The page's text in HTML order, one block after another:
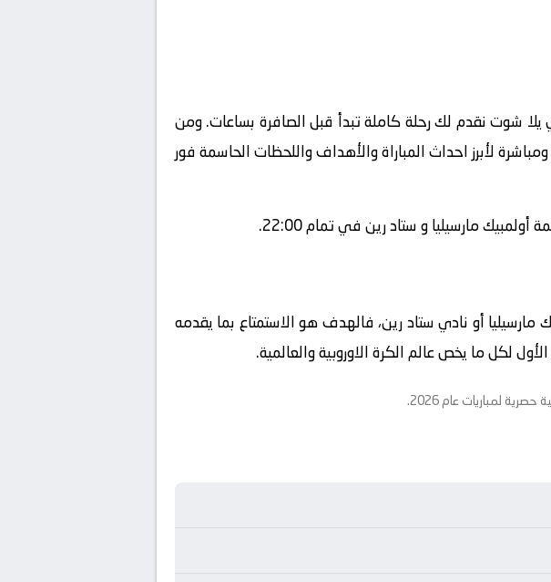
شوت نقدم لك رحلة كاملة تبدأ قبل الصافرة بساعات. ومن
لأبرز احداث المباراة والأهداف واللحظات الحاسمة فور
مارسيليا و ستاد رين في تمام 22:00.
مارسيليا أو نادي ستاد رين، فالهدف هو الاستمتاع بما يقدمه
لكل ما يخص عالم الكرة الاوروبية والعالمية.
لمباريات عام 2026.